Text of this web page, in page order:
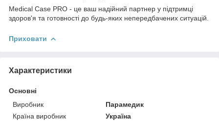
Medical Case PRO - це ваш надійний партнер у підтримці
здоров'я та готовності до будь-яких непередбачених ситуацій.
Приховати
Характеристики
Основні
Виробник
Парамедик
Країна виробник
Україна